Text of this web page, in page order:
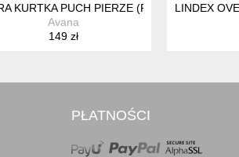
CHANELKA COTTAGECORE DARK
KURTKA PUCH PIERZE (F, A)
Avana
149 zł
LINDEX
PŁATNOŚCI